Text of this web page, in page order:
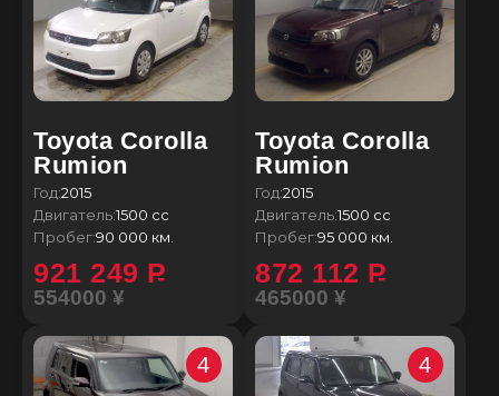
Toyota Corolla
Rumion
Год:2015
Двигатель:1500 сс
Пробег:90 000 км.
921 249 P
554000 ¥
Toyota Corolla
Rumion
Год:2015
Двигатель:1500 сс
Пробег:95 000 км.
872 112 P
465000 ¥
4 4